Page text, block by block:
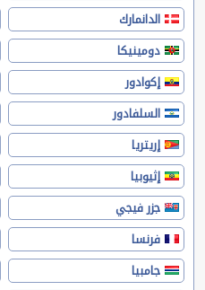
الدانمارك
دومينيكا
إكوادور
السلفادور
إريتريا
إثيوبيا
جزر فيجي
فرنسا
جامبيا